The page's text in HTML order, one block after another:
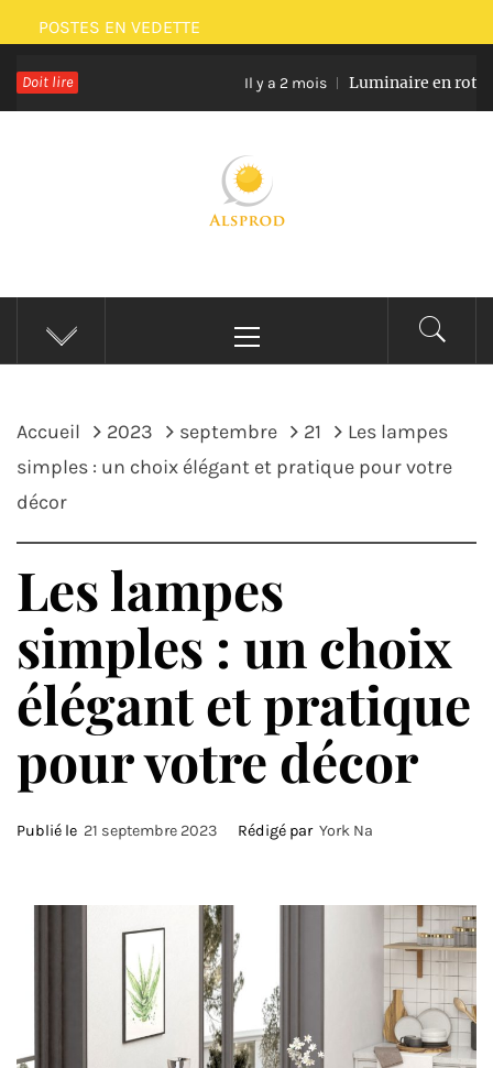
Passer
au
contenu
POSTES EN VEDETTE
Doit lire Il y a 2 mois Luminaire en rotin et
ALSPROD
Site De Partage De Délicieux Plats
principal
Accueil 2023 septembre 21
Les lampes
simples : un choix élégant et pratique pour votre
décor
Les lampes
simples : un choix
élégant et pratique
pour votre décor
Publié le 21 septembre 2023 Rédigé par York Na